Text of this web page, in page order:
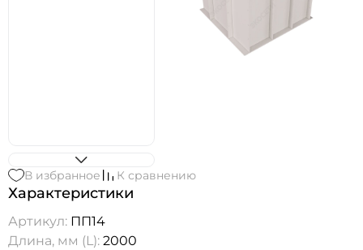
В избранное К сравнению
Характеристики
Артикул: ПП14
Длина, мм (L): 2000